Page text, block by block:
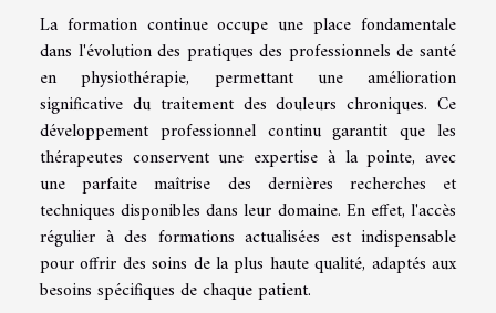
La formation continue occupe une place fondamentale
dans l'évolution des pratiques des professionnels de santé
en physiothérapie, permettant une amélioration
significative du traitement des douleurs chroniques. Ce
développement professionnel continu garantit que les
thérapeutes conservent une expertise à la pointe, avec
une parfaite maîtrise des dernières recherches et
techniques disponibles dans leur domaine. En effet, l'accès
régulier à des formations actualisées est indispensable
pour offrir des soins de la plus haute qualité, adaptés aux
besoins spécifiques de chaque patient.